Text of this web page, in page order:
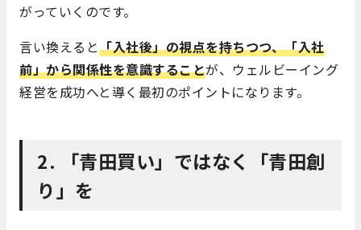
がっていくのです。
言い換えると「入社後」の視点を持ちつつ、「入社
前」から関係性を意識することが、ウェルビーイング
経営を成功へと導く最初のポイントになります。
​2. 「青田買い」ではなく「青田創
り」を